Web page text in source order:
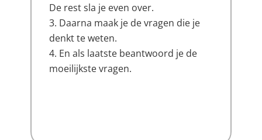
De rest sla je even over.
Daarna maak je de vragen die je
denkt te weten.
En als laatste beantwoord je de
moeilijkste vragen.